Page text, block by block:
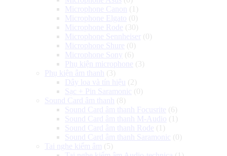
Microphone Canon
(1)
Microphone Elgato (0)
Microphone Rode (30)
Microphone Sennheiser
(0)
Microphone Shure (0)
Microphone Sony (6)
Phụ kiện microphone (3)
Phụ kiện âm thanh
(3)
Dây loa và tín hiệu
(2)
Sạc + Pin Saramonic (0)
Sound Card âm thanh
(8)
Sound Card âm thanh Focusrite (6)
Sound Card âm thanh M-Audio (1)
Sound Card âm thanh Rode (1)
Sound Card âm thanh Saramonic (0)
Tai nghe kiểm âm (5)